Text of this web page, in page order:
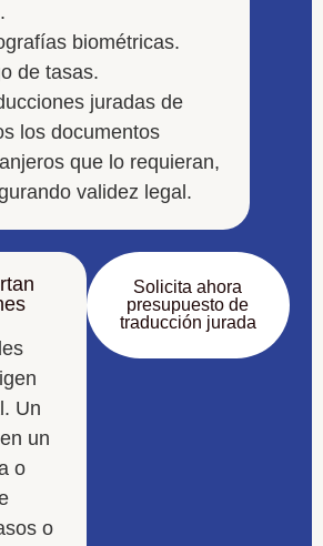
biométricas.
de tasas.
juradas de
los documentos
que lo requieran,
validez legal.
Un
un
o
o
Solicita ahora
presupuesto de
traducción jurada